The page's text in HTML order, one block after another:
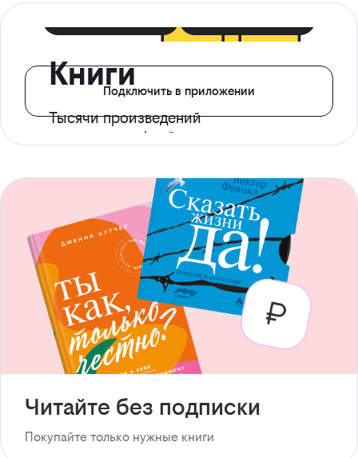
Книги
Тысячи произведений
с доступом офлайн
Подключить в приложении
Читайте без подписки
Покупайте только нужные книги